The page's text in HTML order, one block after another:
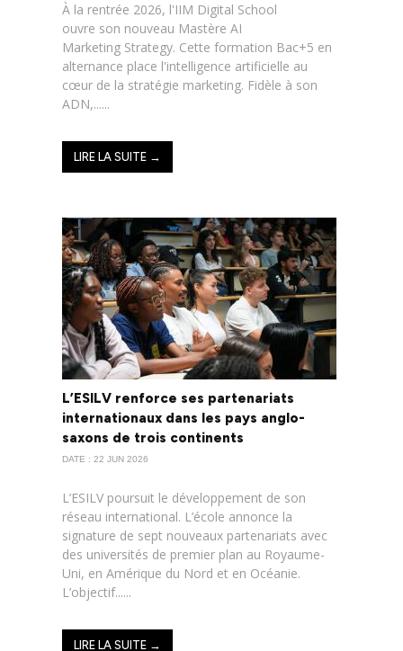
À la rentrée 2026, l'IIM Digital School
ouvre son nouveau Mastère AI
Marketing Strategy. Cette formation Bac+5 en
alternance place l'intelligence artificielle au
cœur de la stratégie marketing. Fidèle à son
ADN,......
LIRE LA SUITE →
L’ESILV renforce ses partenariats
internationaux dans les pays anglo-
saxons de trois continents
DATE : 22 JUN 2026
L’ESILV poursuit le développement de son
réseau international. L’école annonce la
signature de sept nouveaux partenariats avec
des universités de premier plan au Royaume-
Uni, en Amérique du Nord et en Océanie.
L’objectif......
LIRE LA SUITE →